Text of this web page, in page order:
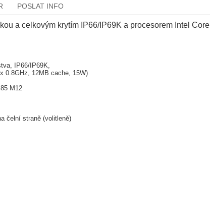
POSLAT INFO
a celkovým krytím IP66/IP69K a procesorem Intel Core
IP66/IP69K,
0.8GHz, 12MB cache, 15W)
M12
čelní straně (volitleně)